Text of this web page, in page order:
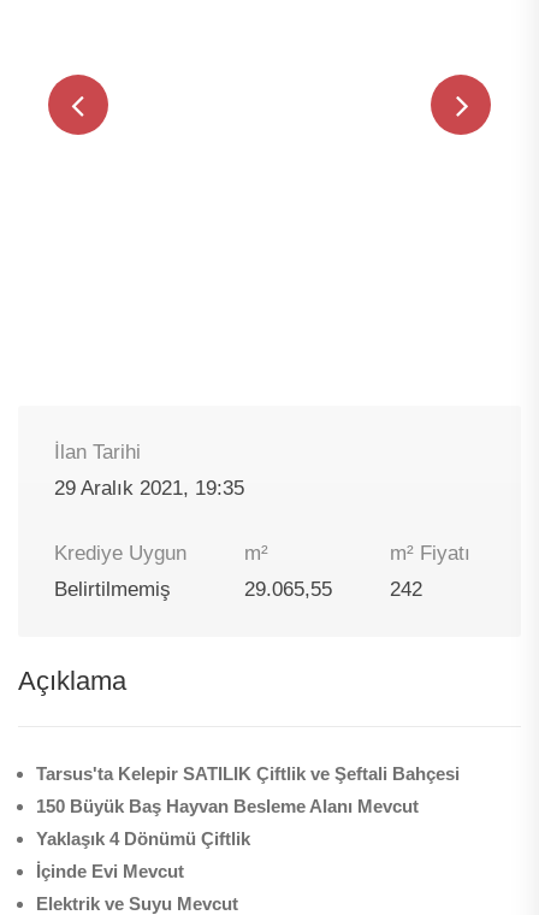
İlan Tarihi
29 Aralık 2021, 19:35
Krediye Uygun
Belirtilmemiş
m²
29.065,55
m² Fiyatı
242
Açıklama
Tarsus'ta Kelepir SATILIK Çiftlik ve Şeftali Bahçesi
150 Büyük Baş Hayvan Besleme Alanı Mevcut
Yaklaşık 4 Dönümü Çiftlik
İçinde Evi Mevcut
Elektrik ve Suyu Mevcut